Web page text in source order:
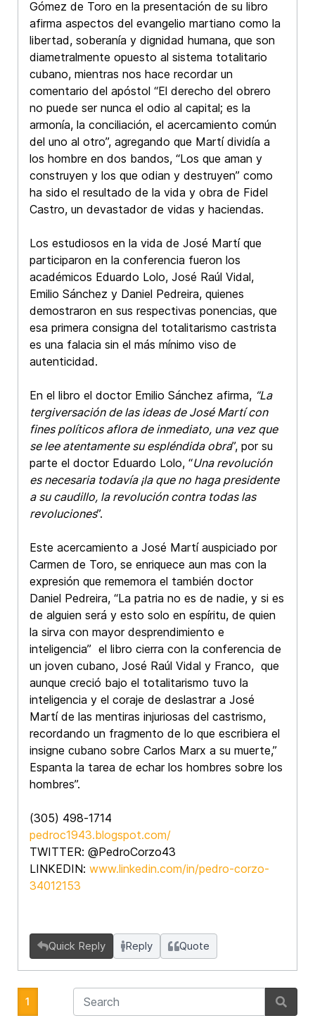
Gómez de Toro en la presentación de su libro
afirma aspectos del evangelio martiano como la
libertad, soberanía y dignidad humana, que son
diametralmente opuesto al sistema totalitario
cubano, mientras nos hace recordar un
comentario del apóstol “El derecho del obrero
no puede ser nunca el odio al capital; es la
armonía, la conciliación, el acercamiento común
del uno al otro”, agregando que Martí dividía a
los hombre en dos bandos, “Los que aman y
construyen y los que odian y destruyen” como
ha sido el resultado de la vida y obra de Fidel
Castro, un devastador de vidas y haciendas.
Los estudiosos en la vida de José Martí que
participaron en la conferencia fueron los
académicos Eduardo Lolo, José Raúl Vidal,
Emilio Sánchez y Daniel Pedreira, quienes
demostraron en sus respectivas ponencias, que
esa primera consigna del totalitarismo castrista
es una falacia sin el más mínimo viso de
autenticidad.
En el libro el doctor Emilio Sánchez afirma, “La
tergiversación de las ideas de José Martí con
fines políticos aflora de inmediato, una vez que
se lee atentamente su espléndida obra”, por su
parte el doctor Eduardo Lolo, “Una revolución
es necesaria todavía ¡la que no haga presidente
a su caudillo, la revolución contra todas las
revoluciones”.
Este acercamiento a José Martí auspiciado por
Carmen de Toro, se enriquece aun mas con la
expresión que rememora el también doctor
Daniel Pedreira, “La patria no es de nadie, y si es
de alguien será y esto solo en espíritu, de quien
la sirva con mayor desprendimiento e
inteligencia” el libro cierra con la conferencia de
un joven cubano, José Raúl Vidal y Franco, que
aunque creció bajo el totalitarismo tuvo la
inteligencia y el coraje de deslastrar a José
Martí de las mentiras injuriosas del castrismo,
recordando un fragmento de lo que escribiera el
insigne cubano sobre Carlos Marx a su muerte,”
Espanta la tarea de echar los hombres sobre los
hombres”.
(305) 498-1714
pedroc1943.blogspot.com/
TWITTER: @PedroCorzo43
LINKEDIN: www.linkedin.com/in/pedro-corzo-
34012153
Quick Reply Reply Quote
1